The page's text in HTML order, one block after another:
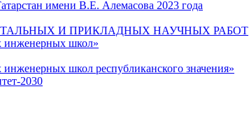
имени В.Е. Алемасова 2023 года
И ПРИКЛАДНЫХ НАУЧНЫХ РАБОТ
инженерных школ»
школ республиканского значения»
2030